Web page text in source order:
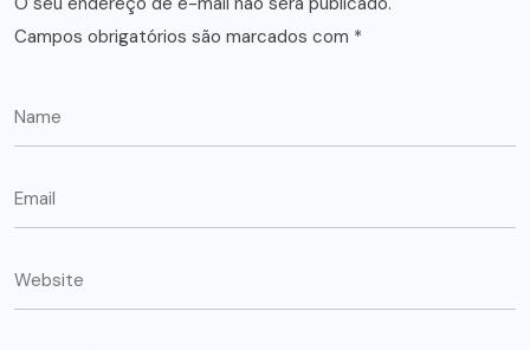
Campos obrigatórios são marcados com *